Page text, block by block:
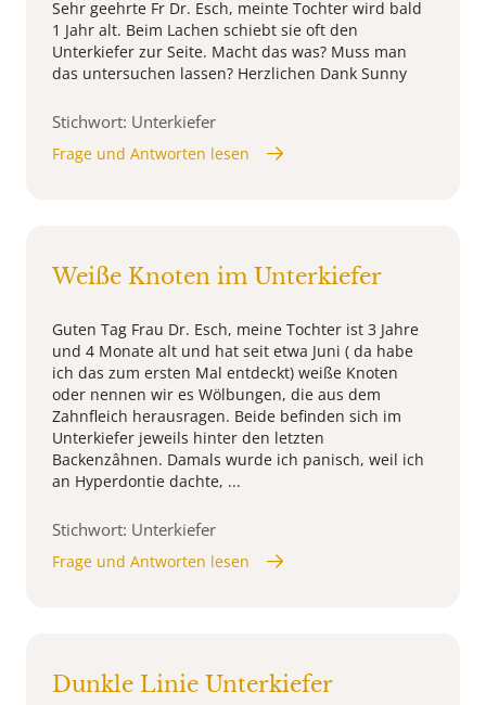
Sehr geehrte Fr Dr. Esch, meinte Tochter wird bald
1 Jahr alt. Beim Lachen schiebt sie oft den
Unterkiefer zur Seite. Macht das was? Muss man
das untersuchen lassen? Herzlichen Dank Sunny
Stichwort: Unterkiefer
Frage und Antworten lesen
Weiße Knoten im Unterkiefer
Guten Tag Frau Dr. Esch, meine Tochter ist 3 Jahre
und 4 Monate alt und hat seit etwa Juni ( da habe
ich das zum ersten Mal entdeckt) weiße Knoten
oder nennen wir es Wölbungen, die aus dem
Zahnfleich herausragen. Beide befinden sich im
Unterkiefer jeweils hinter den letzten
Backenzâhnen. Damals wurde ich panisch, weil ich
an Hyperdontie dachte, ...
Stichwort: Unterkiefer
Frage und Antworten lesen
Dunkle Linie Unterkiefer